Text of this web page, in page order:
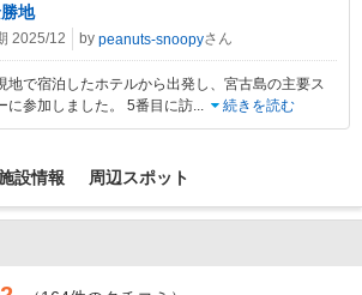
地
2025/12 by peanuts-snoopyさん
地で宿泊したホテルから出発し、宮古島の主要ス
に参加しました。 5番目に訪... 続きを読む
設情報 周辺スポット